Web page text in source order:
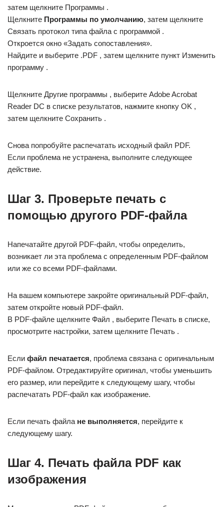
затем щелкните Программы .
Щелкните Программы по умолчанию, затем щелкните
Связать протокол типа файла с программой .
Откроется окно «Задать сопоставления».
Найдите и выберите .PDF , затем щелкните пункт Изменить
программу .
Щелкните Другие программы , выберите Adobe Acrobat
Reader DC в списке результатов, нажмите кнопку OK ,
затем щелкните Сохранить .
Снова попробуйте распечатать исходный файл PDF.
Если проблема не устранена, выполните следующее
действие.
Шаг 3. Проверьте печать с
помощью другого PDF-файла
Напечатайте другой PDF-файл, чтобы определить,
возникает ли эта проблема с определенным PDF-файлом
или же со всеми PDF-файлами.
На вашем компьютере закройте оригинальный PDF-файл,
затем откройте новый PDF-файл.
В PDF-файле щелкните Файл , выберите Печать в списке,
просмотрите настройки, затем щелкните Печать .
Если файл печатается, проблема связана с оригинальным
PDF-файлом. Отредактируйте оригинал, чтобы уменьшить
его размер, или перейдите к следующему шагу, чтобы
распечатать PDF-файл как изображение.
Если печать файла не выполняется, перейдите к
следующему шагу.
Шаг 4. Печать файла PDF как
изображения